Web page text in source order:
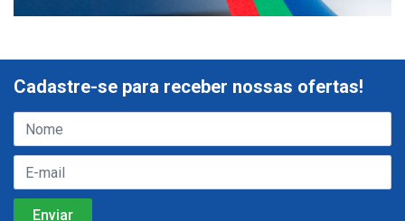
Cadastre-se para receber nossas ofertas!